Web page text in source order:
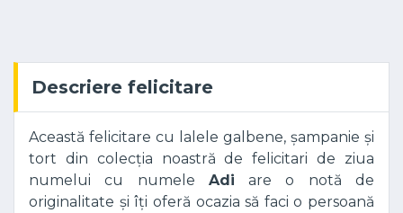
Descriere felicitare
Această felicitare cu lalele galbene, șampanie și
tort din colecția noastră de felicitari de ziua
numelui cu numele Adi are o notă de
originalitate și îți oferă ocazia să faci o persoană